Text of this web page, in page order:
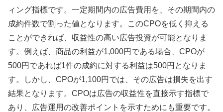
ィング指標です。一定期間内の広告費用を、その期間内の
成約件数で割った値となります。このCPOを低く抑える
ことができれば、収益性の高い広告投資が可能となりま
す。例えば、商品の利益が1,000円である場合、CPOが
500円であれば1件の成約に対する利益は500円となりま
す。しかし、CPOが1,100円では、その広告は損失を出す
結果となります。CPOは広告の収益性を直接示す指標で
あり、広告運用の改善ポイントを示すためにも重要です。